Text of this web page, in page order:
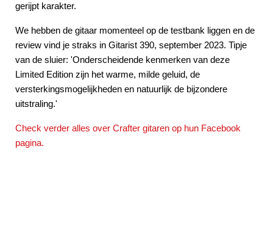
gerijpt karakter.
We hebben de gitaar momenteel op de testbank liggen en de
review vind je straks in Gitarist 390, september 2023. Tipje
van de sluier: 'Onderscheidende kenmerken van deze
Limited Edition zijn het warme, milde geluid, de
versterkingsmogelijkheden en natuurlijk de bijzondere
uitstraling.'
Check verder alles over Crafter gitaren op hun Facebook
pagina.